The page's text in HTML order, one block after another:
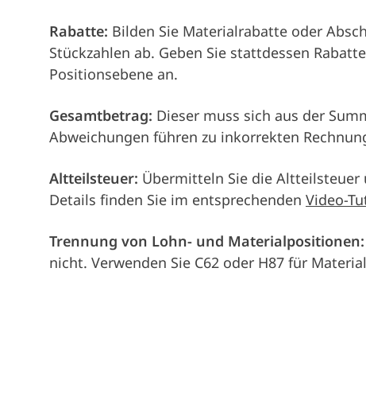
Rabatte: Bilden Sie Materialrabatte oder
Stückzahlen ab. Geben Sie stattdessen
Positionsebene an.
Gesamtbetrag: Dieser muss sich aus der
Abweichungen führen zu inkorrekten
Altteilsteuer: Übermitteln Sie die Altteilsteuer
Details finden Sie im entsprechenden Video-
Trennung von Lohn- und Materialpositionen:
nicht. Verwenden Sie C62 oder H87 für